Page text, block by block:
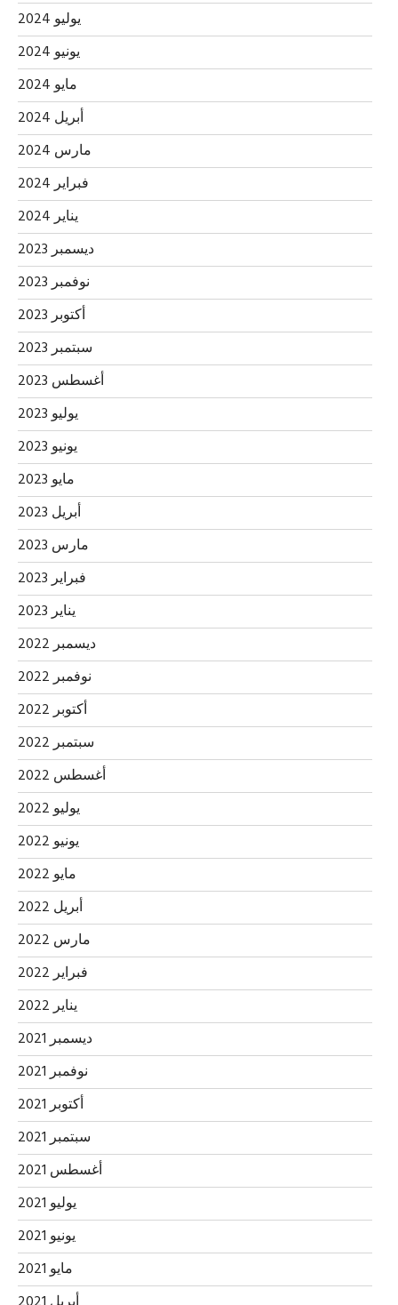
يوليو 2024
يونيو 2024
مايو 2024
أبريل 2024
مارس 2024
فبراير 2024
يناير 2024
ديسمبر 2023
نوفمبر 2023
أكتوبر 2023
سبتمبر 2023
أغسطس 2023
يوليو 2023
يونيو 2023
مايو 2023
أبريل 2023
مارس 2023
فبراير 2023
يناير 2023
ديسمبر 2022
نوفمبر 2022
أكتوبر 2022
سبتمبر 2022
أغسطس 2022
يوليو 2022
يونيو 2022
مايو 2022
أبريل 2022
مارس 2022
فبراير 2022
يناير 2022
ديسمبر 2021
نوفمبر 2021
أكتوبر 2021
سبتمبر 2021
أغسطس 2021
يوليو 2021
يونيو 2021
مايو 2021